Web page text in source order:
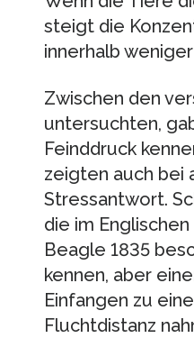
steigt die
innerhalb
Zwischen den
untersuchten,
Feinddruck
zeigten auch bei
Stressantwort.
die im
Beagle 1835
kennen, aber
Einfangen zu
Fluchtdistanz